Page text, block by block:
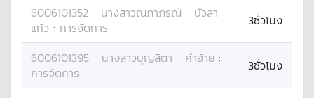
6006101352 นางสาวณภาภรณ์
บัวลา
แก้ว : การจัดการ 3ชั่วโมง
6006101395 นางสาวบุญสิตา คำอ้าย :
การจัดการ
3ชั่วโมง